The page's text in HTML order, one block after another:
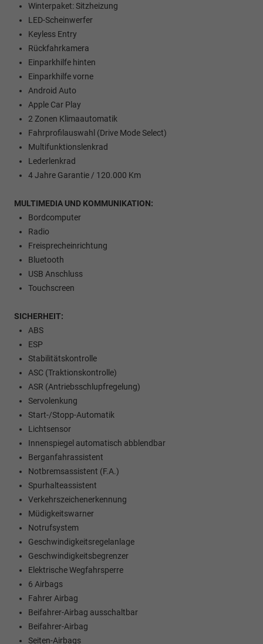
Winterpaket: Sitzheizung
LED-Scheinwerfer
Keyless Entry
Rückfahrkamera
Einparkhilfe hinten
Einparkhilfe vorne
Android Auto
Apple Car Play
2 Zonen Klimaautomatik
Fahrprofilauswahl (Drive Mode Select)
Multifunktionslenkrad
Lederlenkrad
4 Jahre Garantie / 120.000 Km
MULTIMEDIA UND KOMMUNIKATION:
Bordcomputer
Radio
Freisprecheinrichtung
Bluetooth
USB Anschluss
Touchscreen
SICHERHEIT:
ABS
ESP
Stabilitätskontrolle
ASC (Traktionskontrolle)
ASR (Antriebsschlupfregelung)
Servolenkung
Start-/Stopp-Automatik
Lichtsensor
Innenspiegel automatisch abblendbar
Berganfahrassistent
Notbremsassistent (F.A.)
Spurhalteassistent
Verkehrszeichenerkennung
Müdigkeitswarner
Notrufsystem
Geschwindigkeitsregelanlage
Geschwindigkeitsbegrenzer
Elektrische Wegfahrsperre
6 Airbags
Fahrer Airbag
Beifahrer-Airbag ausschaltbar
Beifahrer-Airbag
Seiten-Airbags